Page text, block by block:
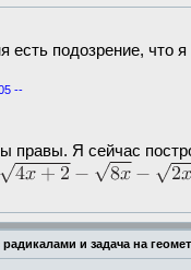
есть подозрение, что
--
правы. Я сейчас
и задача на